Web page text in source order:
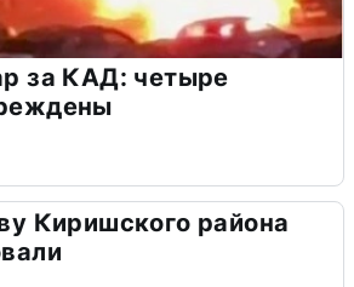
за КАД: четыре
Киришского района